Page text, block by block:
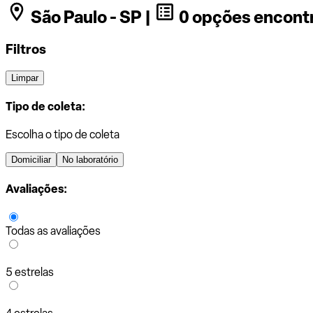
São Paulo - SP |
0 opções
Filtros
Limpar
Tipo de coleta:
Escolha o tipo de coleta
Domiciliar No laboratório
Avaliações:
Todas as avaliações
5 estrelas